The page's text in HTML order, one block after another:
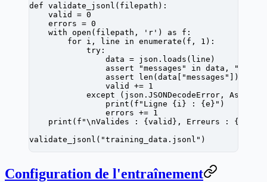
def validate_jsonl (filepath):
    valid
= 0
    errors
= 0
    with
open (filepath, 'r' ) as f:
        for
i, line in enumerate (f, 1 ):
            try
:
                data
= json.loads(line)
                assert
"messages" in data,
"Clé
                assert
len (data[ "messages" ])
                valid
+= 1
            except
(json.JSONDecodeError,
                print
( f "Ligne { i } : { e } " )
                errors
+= 1
    print
( f "\nValides : { valid } , Erreurs : {
validate_jsonl( "training_data.jsonl" )
Configuration de l'entraînement